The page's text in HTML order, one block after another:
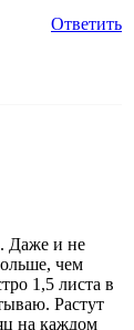
Ответить
Даже и не
чем
1,5 листа в
Растут
на каждом